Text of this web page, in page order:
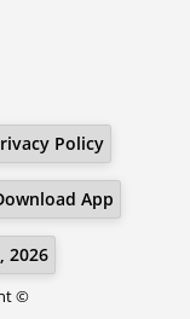
Policy
App
2026
©